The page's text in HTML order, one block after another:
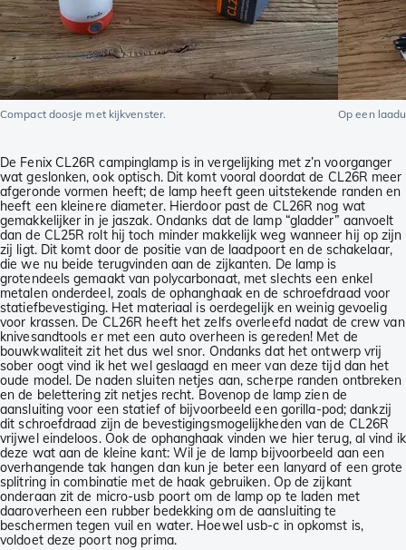
Compact doosje met kijkvenster. Op een
De Fenix CL26R campinglamp is in vergelijking met z’n voorganger
wat geslonken, ook optisch. Dit komt vooral doordat de CL26R meer
afgeronde vormen heeft; de lamp heeft geen uitstekende randen en
heeft een kleinere diameter. Hierdoor past de CL26R nog wat
gemakkelijker in je jaszak. Ondanks dat de lamp “gladder” aanvoelt
dan de CL25R rolt hij toch minder makkelijk weg wanneer hij op zijn
zij ligt. Dit komt door de positie van de laadpoort en de schakelaar,
die we nu beide terugvinden aan de zijkanten. De lamp is
grotendeels gemaakt van polycarbonaat, met slechts een enkel
metalen onderdeel, zoals de ophanghaak en de schroefdraad voor
statiefbevestiging. Het materiaal is oerdegelijk en weinig gevoelig
voor krassen. De CL26R heeft het zelfs overleefd nadat de crew van
knivesandtools er met een auto overheen is gereden! Met de
bouwkwaliteit zit het dus wel snor. Ondanks dat het ontwerp vrij
sober oogt vind ik het wel geslaagd en meer van deze tijd dan het
oude model. De naden sluiten netjes aan, scherpe randen ontbreken
en de belettering zit netjes recht. Bovenop de lamp zien de
aansluiting voor een statief of bijvoorbeeld een gorilla-pod; dankzij
dit schroefdraad zijn de bevestigingsmogelijkheden van de CL26R
vrijwel eindeloos. Ook de ophanghaak vinden we hier terug, al vind ik
deze wat aan de kleine kant: Wil je de lamp bijvoorbeeld aan een
overhangende tak hangen dan kun je beter een lanyard of een grote
splitring in combinatie met de haak gebruiken. Op de zijkant
onderaan zit de micro-usb poort om de lamp op te laden met
daaroverheen een rubber bedekking om de aansluiting te
beschermen tegen vuil en water. Hoewel usb-c in opkomst is,
voldoet deze poort nog prima.